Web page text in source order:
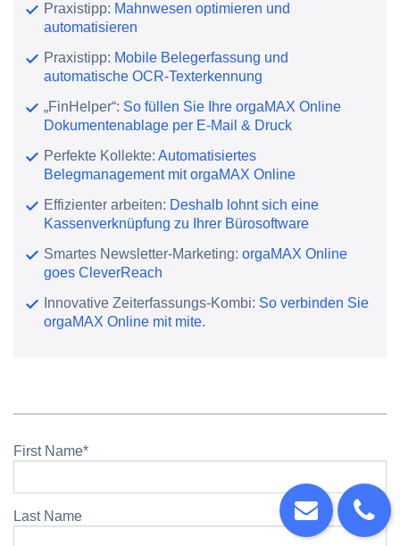
Praxistipp: Mahnwesen optimieren und
automatisieren
Praxistipp: Mobile Belegerfassung und
automatische OCR-Texterkennung
„FinHelper“: So füllen Sie Ihre orgaMAX Online
Dokumentenablage per E-Mail & Druck
Perfekte Kollekte: Automatisiertes
Belegmanagement mit orgaMAX Online
Effizienter arbeiten: Deshalb lohnt sich eine
Kassenverknüpfung zu Ihrer Bürosoftware
Smartes Newsletter-Marketing: orgaMAX Online
goes CleverReach
Innovative Zeiterfassungs-Kombi: So verbinden Sie
orgaMAX Online mit mite.
First Name*
Last Name